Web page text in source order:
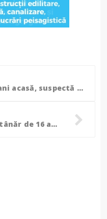
Cu o fetiță de trei ani acasă, suspectă de leucemie și infectată cu Covid-19, Alexandra luptă cu moartea de o săptămână. Cum poate primi o nouă șansă la viață
Gest emoționant al unui tânăr de 16 ani din Botoșani, pentru copiii nevoiași